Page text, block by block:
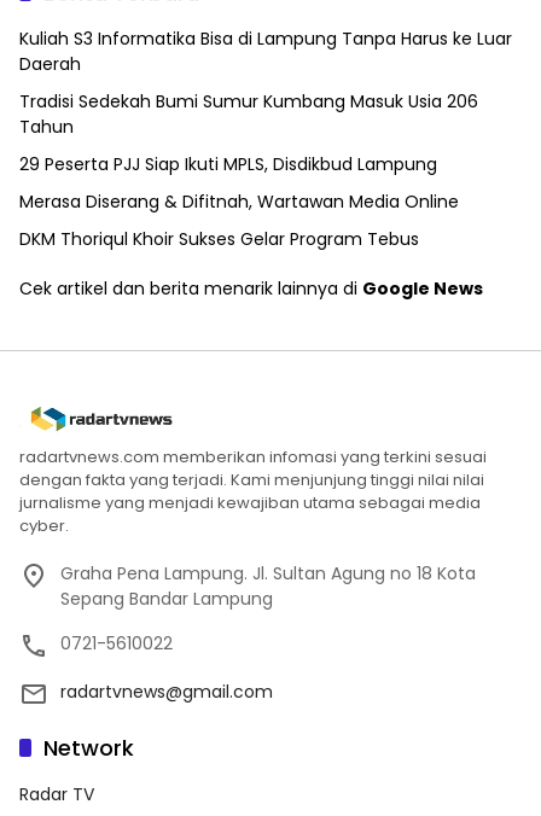
Kuliah S3 Informatika Bisa di Lampung Tanpa Harus ke Luar
Daerah
Tradisi Sedekah Bumi Sumur Kumbang Masuk Usia 206
Tahun
29 Peserta PJJ Siap Ikuti MPLS, Disdikbud Lampung
Merasa Diserang & Difitnah, Wartawan Media Online
DKM Thoriqul Khoir Sukses Gelar Program Tebus
Cek artikel dan berita menarik lainnya di Google News
radartvnews.com memberikan infomasi yang terkini sesuai
dengan fakta yang terjadi. Kami menjunjung tinggi nilai nilai
jurnalisme yang menjadi kewajiban utama sebagai media
cyber.
Graha Pena Lampung. Jl. Sultan Agung no 18 Kota
Sepang Bandar Lampung
0721-5610022
radartvnews@gmail.com
Network
Radar TV